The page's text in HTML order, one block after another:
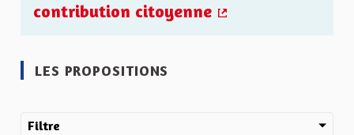
contribution citoyenne
LES PROPOSITIONS
Filtre